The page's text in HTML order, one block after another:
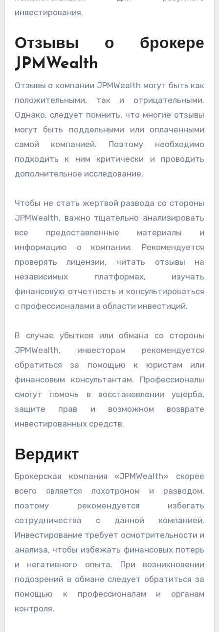
инвестирования.
Отзывы о брокере
JPMWealth
Отзывы о компании JPMWealth могут быть как
положительными, так и отрицательными.
Однако, следует помнить, что многие отзывы
могут быть поддельными или оплаченными
самой компанией. Поэтому необходимо
подходить к ним критически и проводить
дополнительное исследование.
Чтобы не стать жертвой развода со стороны
JPMWealth, важно тщательно анализировать
все предоставленные материалы и
информацию о компании. Рекомендуется
проверять лицензии, читать отзывы на
независимых платформах, изучать
финансовую отчетность и консультироваться
с профессионалами в области инвестиций.
В случае убытков или обмана со стороны
JPMWealth, инвесторам рекомендуется
обратиться за помощью к юристам или
финансовым консультантам. Профессионалы
смогут помочь в восстановлении ущерба,
защите прав и возможном возврате
инвестированных средств.
Вердикт
Брокерская компания «JPMWealth» скорее
всего является лохотроном и разводом,
поэтому рекомендуется избегать
сотрудничества с данной компанией.
Инвестирование требует осмотрительности и
анализа, чтобы избежать финансовых потерь
и негативного опыта. При возникновении
подозрений в обмане следует обратиться за
помощью к профессионалам и органам
контроля.